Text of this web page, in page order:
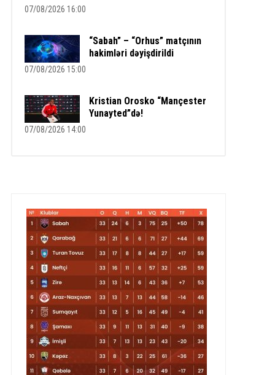
07/08/2026 16:00
“Sabah” – “Orhus” matçının
hakimləri dəyişdirildi
07/08/2026 15:00
Kristian Orosko “Mançester
Yunayted”də!
07/08/2026 14:00